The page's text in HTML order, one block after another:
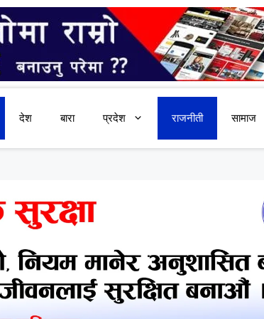
देश बारा प्रदेश राजनीती सामाज